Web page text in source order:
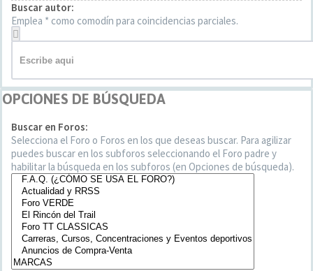
Buscar autor:
Emplea * como comodín para coincidencias parciales.
OPCIONES DE BÚSQUEDA
Buscar en Foros:
Selecciona el Foro o Foros en los que deseas buscar. Para agilizar
puedes buscar en los subforos seleccionando el Foro padre y
habilitar la búsqueda en los subforos (en Opciones de búsqueda).